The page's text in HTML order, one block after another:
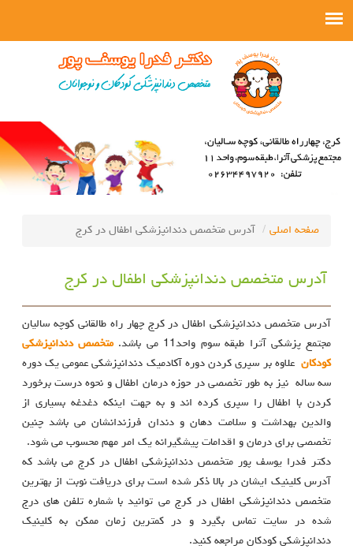
صفحه اصلی آدرس متخصص دندانپزشکی اطفال در کرج
آدرس متخصص دندانپزشکی اطفال در کرج
آدرس متخصص دندانپزشکی اطفال در کرج چهار راه طالقانی کوچه سالیان
مجتمع پزشکی آترا طبقه سوم واحد11 می باشد.
متخصص دندانپزشکی
کودکانعلاوه بر سپری کردن دوره آکادمیک دندانپزشکی عمومی یک دوره
سه ساله نیز به طور تخصصی در حوزه درمان اطفال و نحوه درست برخورد
کردن با اطفال را سپری کرده اند و به جهت اینکه دغدغه بسیاری از
والدین بهداشت و سلامت دهان و دندان فرزندانشان می باشد چنین
تخصصی برای درمان و اقدامات پیشگیرانه یک امر مهم محسوب می شود.
دکتر فدرا یوسف پور متخصص دندانپزشکی اطفال در کرج می باشد که
آدرس کلینیک ایشان در بالا ذکر شده است برای دریافت نوبت از بهترین
متخصص دندانپزشکی اطفال در کرج می توانید با شماره تلفن های درج
شده در سایت تماس بگیرد و در کمترین زمان ممکن به کلینیک
دندانپزشکی کودکان مراجعه کنید.